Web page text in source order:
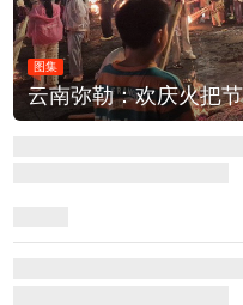
图集
云南弥勒：欢庆火把节